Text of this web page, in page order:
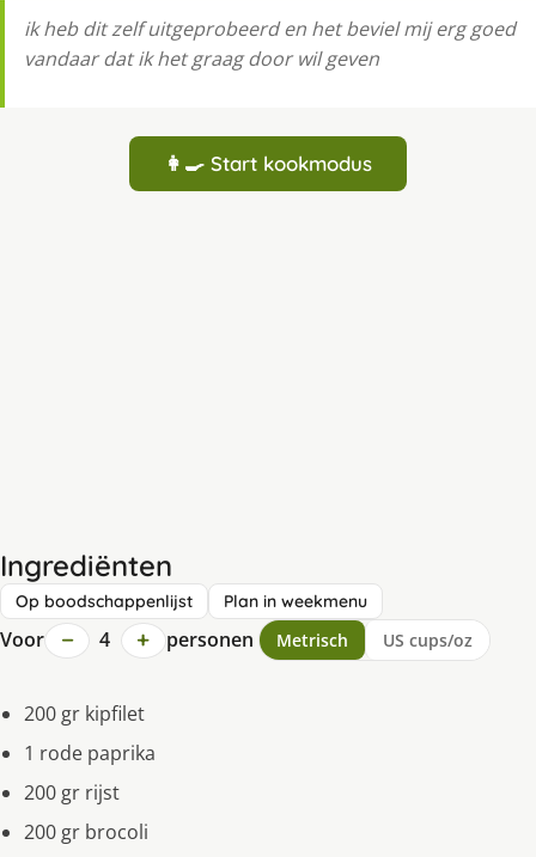
ik heb dit zelf uitgeprobeerd en het beviel mij erg goed
vandaar dat ik het graag door wil geven
👩‍🍳 Start kookmodus
Ingrediënten
Op boodschappenlijst Plan in weekmenu
Voor − 4 + personen Metrisch US cups/oz
200 gr kipfilet
1 rode paprika
200 gr rijst
200 gr brocoli